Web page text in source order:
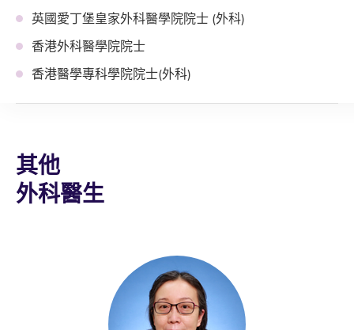
英國愛丁堡皇家外科醫學院院士 (外科)
香港外科醫學院院士
香港醫學專科學院院士(外科)
其他
外科醫生